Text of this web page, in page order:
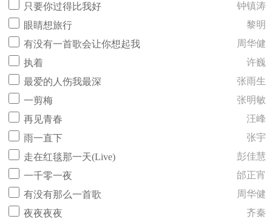
只要你过得比我好
钟镇涛
眼睛想旅行
黎明
有没有一首歌会让你想起我
周华健
执着
许巍
最爱的人伤我最深
张雨生
一剪梅
张明敏
再见青春
汪峰
雨一直下
张宇
走在红毯那一天(Live)
彭佳慧
一千零一夜
邰正宵
有没有那么一首歌
周华健
夜夜夜夜
齐秦